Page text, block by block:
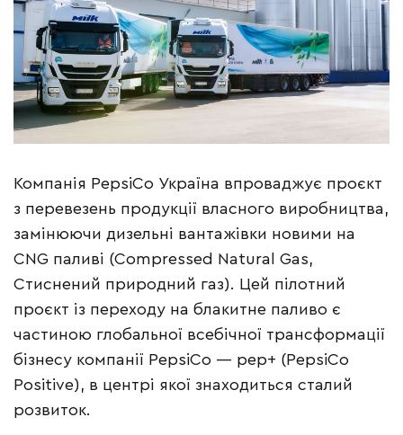
Компанія PepsiCo Україна впроваджує проєкт
з перевезень продукції власного виробництва,
замінюючи дизельні вантажівки новими на
CNG паливі (Compressed Natural Gas,
Стиснений природний газ). Цей пілотний
проєкт із переходу на блакитне паливо є
частиною глобальної всебічної трансформації
бізнесу компанії PepsiCo — pep+ (PepsiCo
Positive), в центрі якої знаходиться сталий
розвиток.